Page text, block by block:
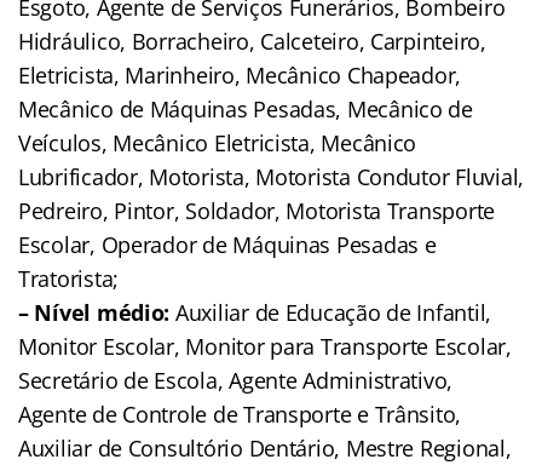
Esgoto, Agente de Serviços Funerários, Bombeiro
Hidráulico, Borracheiro, Calceteiro, Carpinteiro,
Eletricista, Marinheiro, Mecânico Chapeador,
Mecânico de Máquinas Pesadas, Mecânico de
Veículos, Mecânico Eletricista, Mecânico
Lubrificador, Motorista, Motorista Condutor Fluvial,
Pedreiro, Pintor, Soldador, Motorista Transporte
Escolar, Operador de Máquinas Pesadas e
Tratorista;
– Nível médio: Auxiliar de Educação de Infantil,
Monitor Escolar, Monitor para Transporte Escolar,
Secretário de Escola, Agente Administrativo,
Agente de Controle de Transporte e Trânsito,
Auxiliar de Consultório Dentário, Mestre Regional,